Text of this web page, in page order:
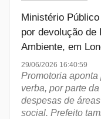
Ministério
por devolução de
Ambiente, em
29/06/2026 16:40:59
Promotoria
verba, por parte
despesas de
social. Prefeito